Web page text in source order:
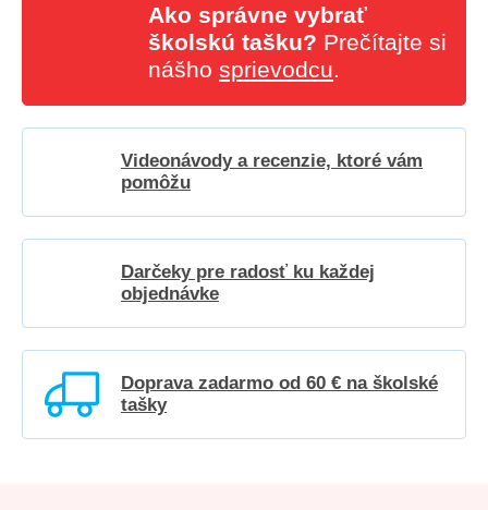
Ako správne vybrať
školskú tašku? Prečítajte si
nášho sprievodcu.
Videonávody a recenzie, ktoré vám
pomôžu
Darčeky pre radosť ku každej
objednávke
Doprava zadarmo od 60 € na školské
tašky